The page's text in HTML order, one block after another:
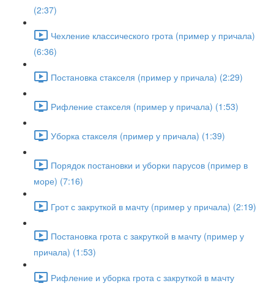
(2:37)
Чехление классического грота (пример у причала)
(6:36)
Постановка стакселя (пример у причала) (2:29)
Рифление стакселя (пример у причала) (1:53)
Уборка стакселя (пример у причала) (1:39)
Порядок постановки и уборки парусов (пример в
море) (7:16)
Грот с закруткой в мачту (пример у причала) (2:19)
Постановка грота с закруткой в мачту (пример у
причала) (1:53)
Рифление и уборка грота с закруткой в мачту